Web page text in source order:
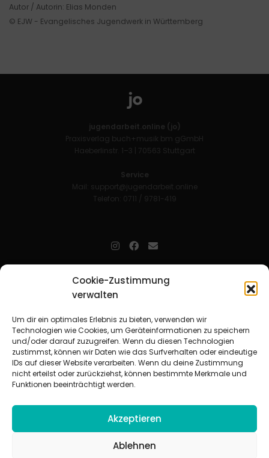
Cookie-Zustimmung
verwalten
Um dir ein optimales Erlebnis zu bieten, verwenden wir
Technologien wie Cookies, um Geräteinformationen zu speichern
und/oder darauf zuzugreifen. Wenn du diesen Technologien
zustimmst, können wir Daten wie das Surfverhalten oder eindeutige
IDs auf dieser Website verarbeiten. Wenn du deine Zustimmung
nicht erteilst oder zurückziehst, können bestimmte Merkmale und
Funktionen beeinträchtigt werden.
Akzeptieren
Ablehnen
Autor / Autorin: Elias Monden
© EJW - Evangelisches Jugendwerk in Württemberg
jugendarbeit.online (jo)
Praxisverlag buch+musik bm gGmbH
Haeberlinstr. 1–3 | 70563 Stuttgart
Service
Mail: support@jugendarbeit.online
Telefon: 0711 / 9781-419
Mitarbeitende in der christlichen Kinder-, Jugend- und jungen
Erwachsenenarbeit. Aufjofindet man unkompliziert und schnell
Beziehungsarbeit.
Beteiligte Verbände
CVJM-Landesverband Bayern e. V. |CVJM-Gesamtverband in
Deutschland e. V.
CVJM-Westbund e. V.|Deutscher Jugendverband „Entschieden für
Christus“ e. V.